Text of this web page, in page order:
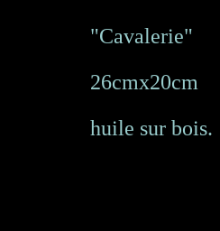
"Cavalerie"
26cmx20cm
huile sur bois.